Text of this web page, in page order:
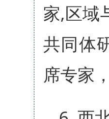
家,区域
共同体
席专家